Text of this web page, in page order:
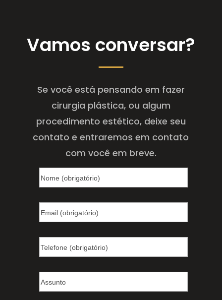
Vamos conversar?
Se você está pensando em fazer
cirurgia plástica, ou algum
procedimento estético, deixe seu
contato e entraremos em contato
com você em breve.